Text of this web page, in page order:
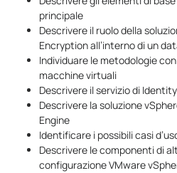
principale
Descrivere il ruolo della
Encryption all’interno di un
Individuare le metodologie
macchine virtuali
Descrivere il servizio di
Descrivere la soluzione
Engine
Identificare i possibili casi
Descrivere le componenti di
configurazione VMware